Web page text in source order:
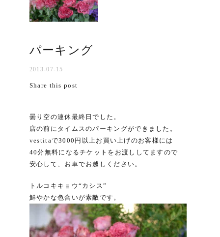
パーキング
2013-07-15
Share this post
曇り空の連休最終日でした。
店の前にタイムスのパーキングができました。
vestitaで3000円以上お買い上げのお客様には
40分無料になるチケットをお渡ししてますので
安心して、お車でお越しください。
トルコキキョウ“カシス”
鮮やかな色合いが素敵です。